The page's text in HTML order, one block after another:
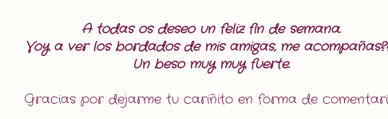
A todas os deseo un feliz fin de semana.
Voy a ver los bordados de mis amigas, me
Un beso muy muy fuerte.
Gracias por dejarme tu cariñito en forma de